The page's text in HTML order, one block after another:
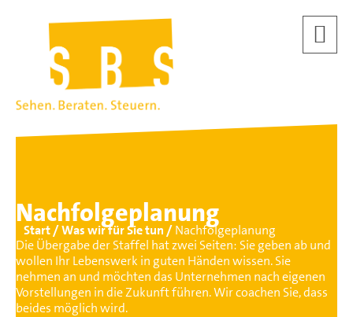
Start Was wir für Sie tun Nachfolgeplanung
Nachfolgeplanung
Die Übergabe der Staffel hat zwei Seiten: Sie geben ab und
wollen Ihr Lebenswerk in guten Händen wissen. Sie
nehmen an und möchten das Unternehmen nach eigenen
Vorstellungen in die Zukunft führen. Wir coachen Sie, dass
beides möglich wird.